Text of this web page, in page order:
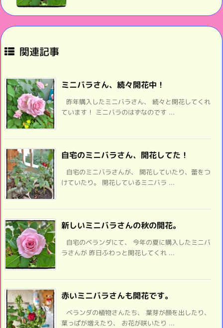
関連記事
ミニバラさん、続々開花中！
昨年購入したミニバラさん、 続々と開花してくれ
ています！ ミニバラのはずなのです ...
自宅のミニバラさん、開花してた！
自宅のミニバラさんが、 開花していたり、蕾をつ
けていたり。 開花しているミニバラ ...
新しいミニバラさんの秋の開花。
自宅のベランダにて、 今年の夏に購入したミニバ
ラさんが 昨日ふわっと開花してくれ ...
赤いミニバラさんも開花です。
ベランダの植物さんたち、 葉芽が顔を出したり、
葉っぱが増えたり、 お花が咲いたり ...